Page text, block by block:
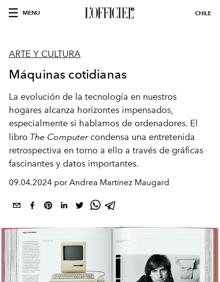
MENU CHILE
ARTE Y CULTURA
Máquinas cotidianas
La evolución de la tecnología en nuestros
hogares alcanza horizontes impensados,
especialmente si hablamos de ordenadores. El
libro The Computercondensa una entretenida
retrospectiva en torno a ello a través de gráficas
fascinantes y datos importantes.
09.04.2024 por Andrea Martínez Maugard